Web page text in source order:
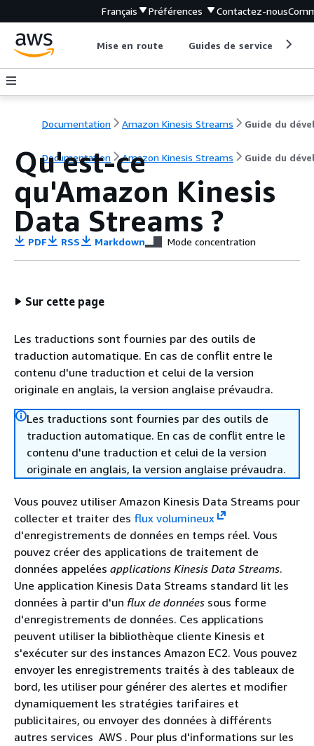
Français Préférences Contactez-nous
Mise en route Guides de service
Documentation Amazon Kinesis Streams
Documentation Amazon Kinesis Streams Guide du
Qu'est-ce
qu'Amazon Kinesis
Data Streams ?
PDF RSS Markdown Mode concentration
Sur cette page
Les traductions sont fournies par des outils de
traduction automatique. En cas de conflit entre le
contenu d'une traduction et celui de la version
originale en anglais, la version anglaise prévaudra.
Les traductions sont fournies par des outils de
traduction automatique. En cas de conflit entre le
contenu d'une traduction et celui de la version
originale en anglais, la version anglaise prévaudra.
Vous pouvez utiliser Amazon Kinesis Data Streams pour
collecter et traiter des flux volumineux
d'enregistrements de données en temps réel. Vous
pouvez créer des applications de traitement de
données appelées applications Kinesis Data Streams.
Une application Kinesis Data Streams standard lit les
données à partir d'un flux de données sous forme
d'enregistrements de données. Ces applications
peuvent utiliser la bibliothèque cliente Kinesis et
s'exécuter sur des instances Amazon EC2. Vous pouvez
envoyer les enregistrements traités à des tableaux de
bord, les utiliser pour générer des alertes et modifier
dynamiquement les stratégies tarifaires et
publicitaires, ou envoyer des données à différents
autres services AWS . Pour plus d'informations sur les